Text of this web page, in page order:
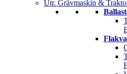
Utr. Grävmaskin &